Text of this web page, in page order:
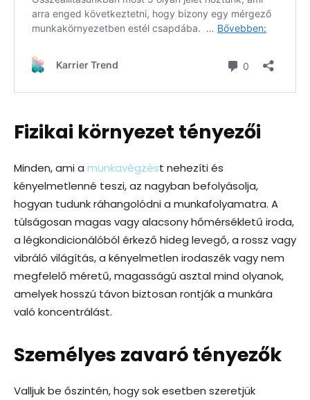
Fizikai környezet tényezői
Minden, ami a munkavégzést nehezíti és
kényelmetlenné teszi, az nagyban befolyásolja,
hogyan tudunk ráhangolódni a munkafolyamatra. A
túlságosan magas vagy alacsony hőmérsékletű iroda,
a légkondicionálóból érkező hideg levegő, a rossz vagy
vibráló világítás, a kényelmetlen irodaszék vagy nem
megfelelő méretű, magasságú asztal mind olyanok,
amelyek hosszú távon biztosan rontják a munkára
való koncentrálást.
Személyes zavaró tényezők
Valljuk be őszintén, hogy sok esetben szeretjük